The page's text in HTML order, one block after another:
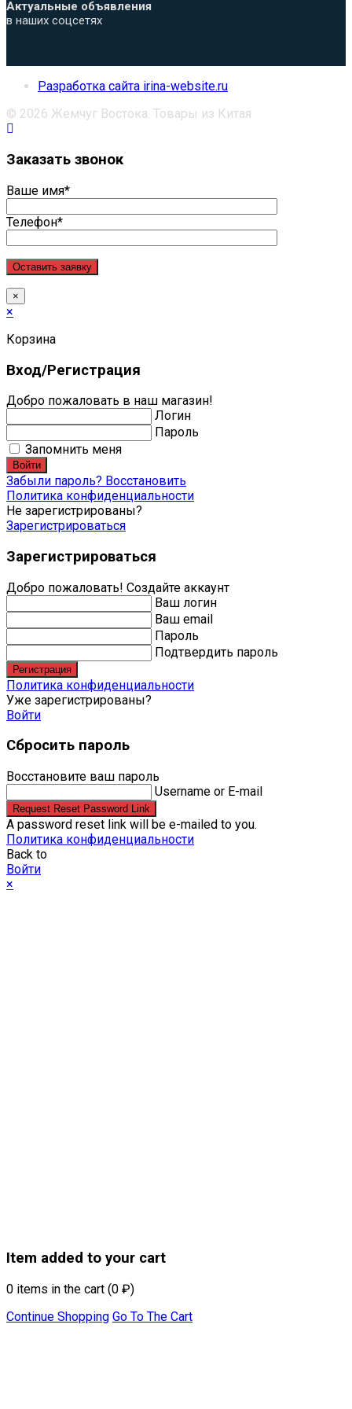
Актуальные объявления
в наших соцсетях
Разработка сайта irina-website.ru
© 2026 Жемчуг Востока. Товары из Китая
Заказать звонок
Ваше имя*
Телефон*
×
×
Корзина
Вход/Регистрация
Добро пожаловать в наш магазин!
Логин
Пароль
Запомнить меня
Войти
Забыли пароль? Восстановить
Политика конфиденциальности
Не зарегистрированы?
Зарегистрироваться
Зарегистрироваться
Добро пожаловать! Создайте аккаунт
Ваш логин
Ваш email
Пароль
Подтвердить пароль
Регистрация
Политика конфиденциальности
Уже зарегистрированы?
Войти
Сбросить пароль
Восстановите ваш пароль
Username or E-mail
Request Reset Password Link
A password reset link will be e-mailed to you.
Политика конфиденциальности
Back to
Войти
×
Item added to your cart
0 items in the cart (0 ₽)
Continue Shopping Go To The Cart